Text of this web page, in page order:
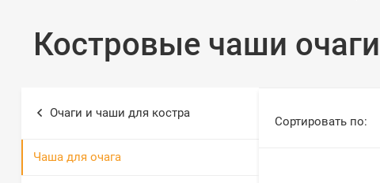
Костровые чаши очаги
Очаги и чаши для костра
Чаша для очага
Сортировать по: